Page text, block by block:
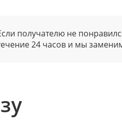
получателю не
24 часов и мы